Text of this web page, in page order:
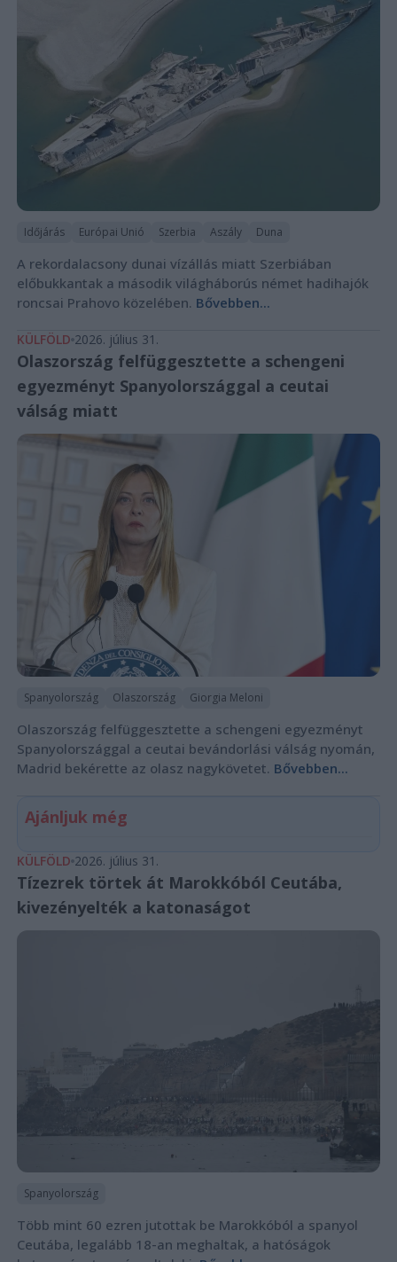
Időjárás Európai Unió Szerbia Aszály Duna
A rekordalacsony dunai vízállás miatt Szerbiában
előbukkantak a második világháborús német hadihajók
roncsai Prahovo közelében. Bővebben...
KÜLFÖLD 2026. július 31.
Olaszország felfüggesztette a schengeni
egyezményt Spanyolországgal a ceutai
válság miatt
Spanyolország Olaszország Giorgia Meloni
Olaszország felfüggesztette a schengeni egyezményt
Spanyolországgal a ceutai bevándorlási válság nyomán,
Madrid bekérette az olasz nagykövetet. Bővebben...
Ajánljuk még
KÜLFÖLD 2026. július 31.
Tízezrek törtek át Marokkóból Ceutába,
kivezényelték a katonaságot
Spanyolország
Több mint 60 ezren jutottak be Marokkóból a spanyol
Ceutába, legalább 18-an meghaltak, a hatóságok